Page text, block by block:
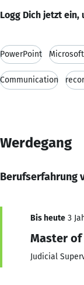
Logg Dich jetzt ein,
PowerPoint
Communication
Werdegang
Berufserfahrung
Bis heute 3
Master
Judicial